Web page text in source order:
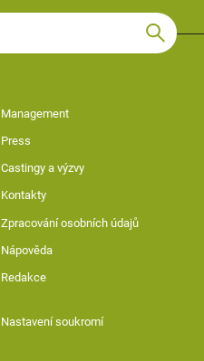
Management
Press
Castingy a výzvy
Kontakty
Zpracování osobních údajů
Nápověda
Redakce
Nastavení soukromí